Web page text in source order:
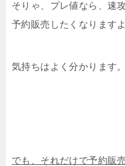
そりゃ、プレ値なら、速
予約販売したくなりますよ
気持ちはよく分かります。
でも、それだけで予約販